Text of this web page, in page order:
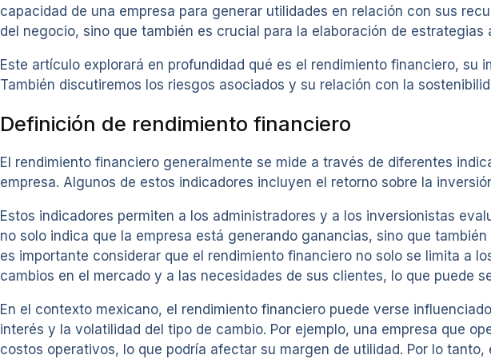
capacidad de una empresa para generar utilidades en relación con sus
del negocio, sino que también es crucial para la elaboración de
Este artículo explorará en profundidad qué es el rendimiento financiero,
También discutiremos los riesgos asociados y su relación con la
Definición de rendimiento financiero
El rendimiento financiero generalmente se mide a través de diferentes
empresa. Algunos de estos indicadores incluyen el retorno sobre la
Estos indicadores permiten a los administradores y a los inversionistas
no solo indica que la empresa está generando ganancias, sino que
es importante considerar que el rendimiento financiero no solo se limita a
cambios en el mercado y a las necesidades de sus clientes, lo que puede
En el contexto mexicano, el rendimiento financiero puede verse
interés y la volatilidad del tipo de cambio. Por ejemplo, una empresa que
costos operativos, lo que podría afectar su margen de utilidad. Por lo